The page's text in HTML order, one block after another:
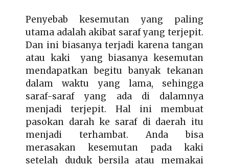
Penyebab kesemutan yang paling
utama adalah akibat saraf yang terjepit.
Dan ini biasanya terjadi karena tangan
atau kaki yang biasanya kesemutan
mendapatkan begitu banyak tekanan
dalam waktu yang lama, sehingga
saraf-saraf yang ada di dalamnya
menjadi terjepit. Hal ini membuat
pasokan darah ke saraf di daerah itu
menjadi terhambat. Anda bisa
merasakan kesemutan pada kaki
setelah duduk bersila atau memakai